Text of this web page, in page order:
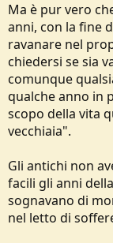
Ma è pur vero
anni, con la fine
ravanare nel
chiedersi se sia
comunque
qualche anno in
scopo della vita
vecchiaia".
Gli antichi non
facili gli anni
sognavano di
nel letto di